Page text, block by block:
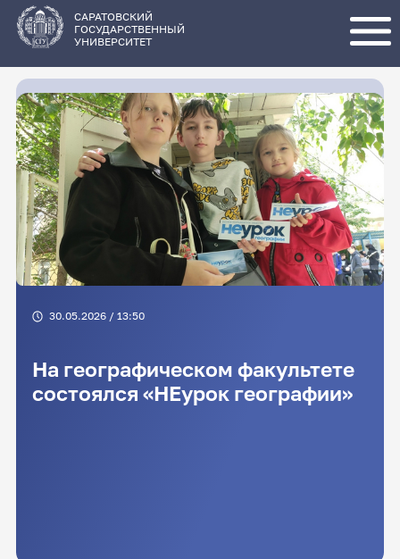
основному
содержанию
САРАТОВСКИЙ
ГОСУДАРСТВЕННЫЙ
УНИВЕРСИТЕТ
30.05.2026 / 13:50
На географическом факультете
состоялся «НЕурок географии»